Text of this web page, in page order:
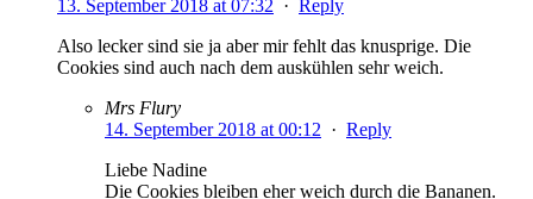
13. September 2018 at 07:32 · Reply
Also lecker sind sie ja aber mir fehlt das knusprige. Die
Cookies sind auch nach dem auskühlen sehr weich.
Mrs Flury
14. September 2018 at 00:12 · Reply
Liebe Nadine
Die Cookies bleiben eher weich durch die Bananen.